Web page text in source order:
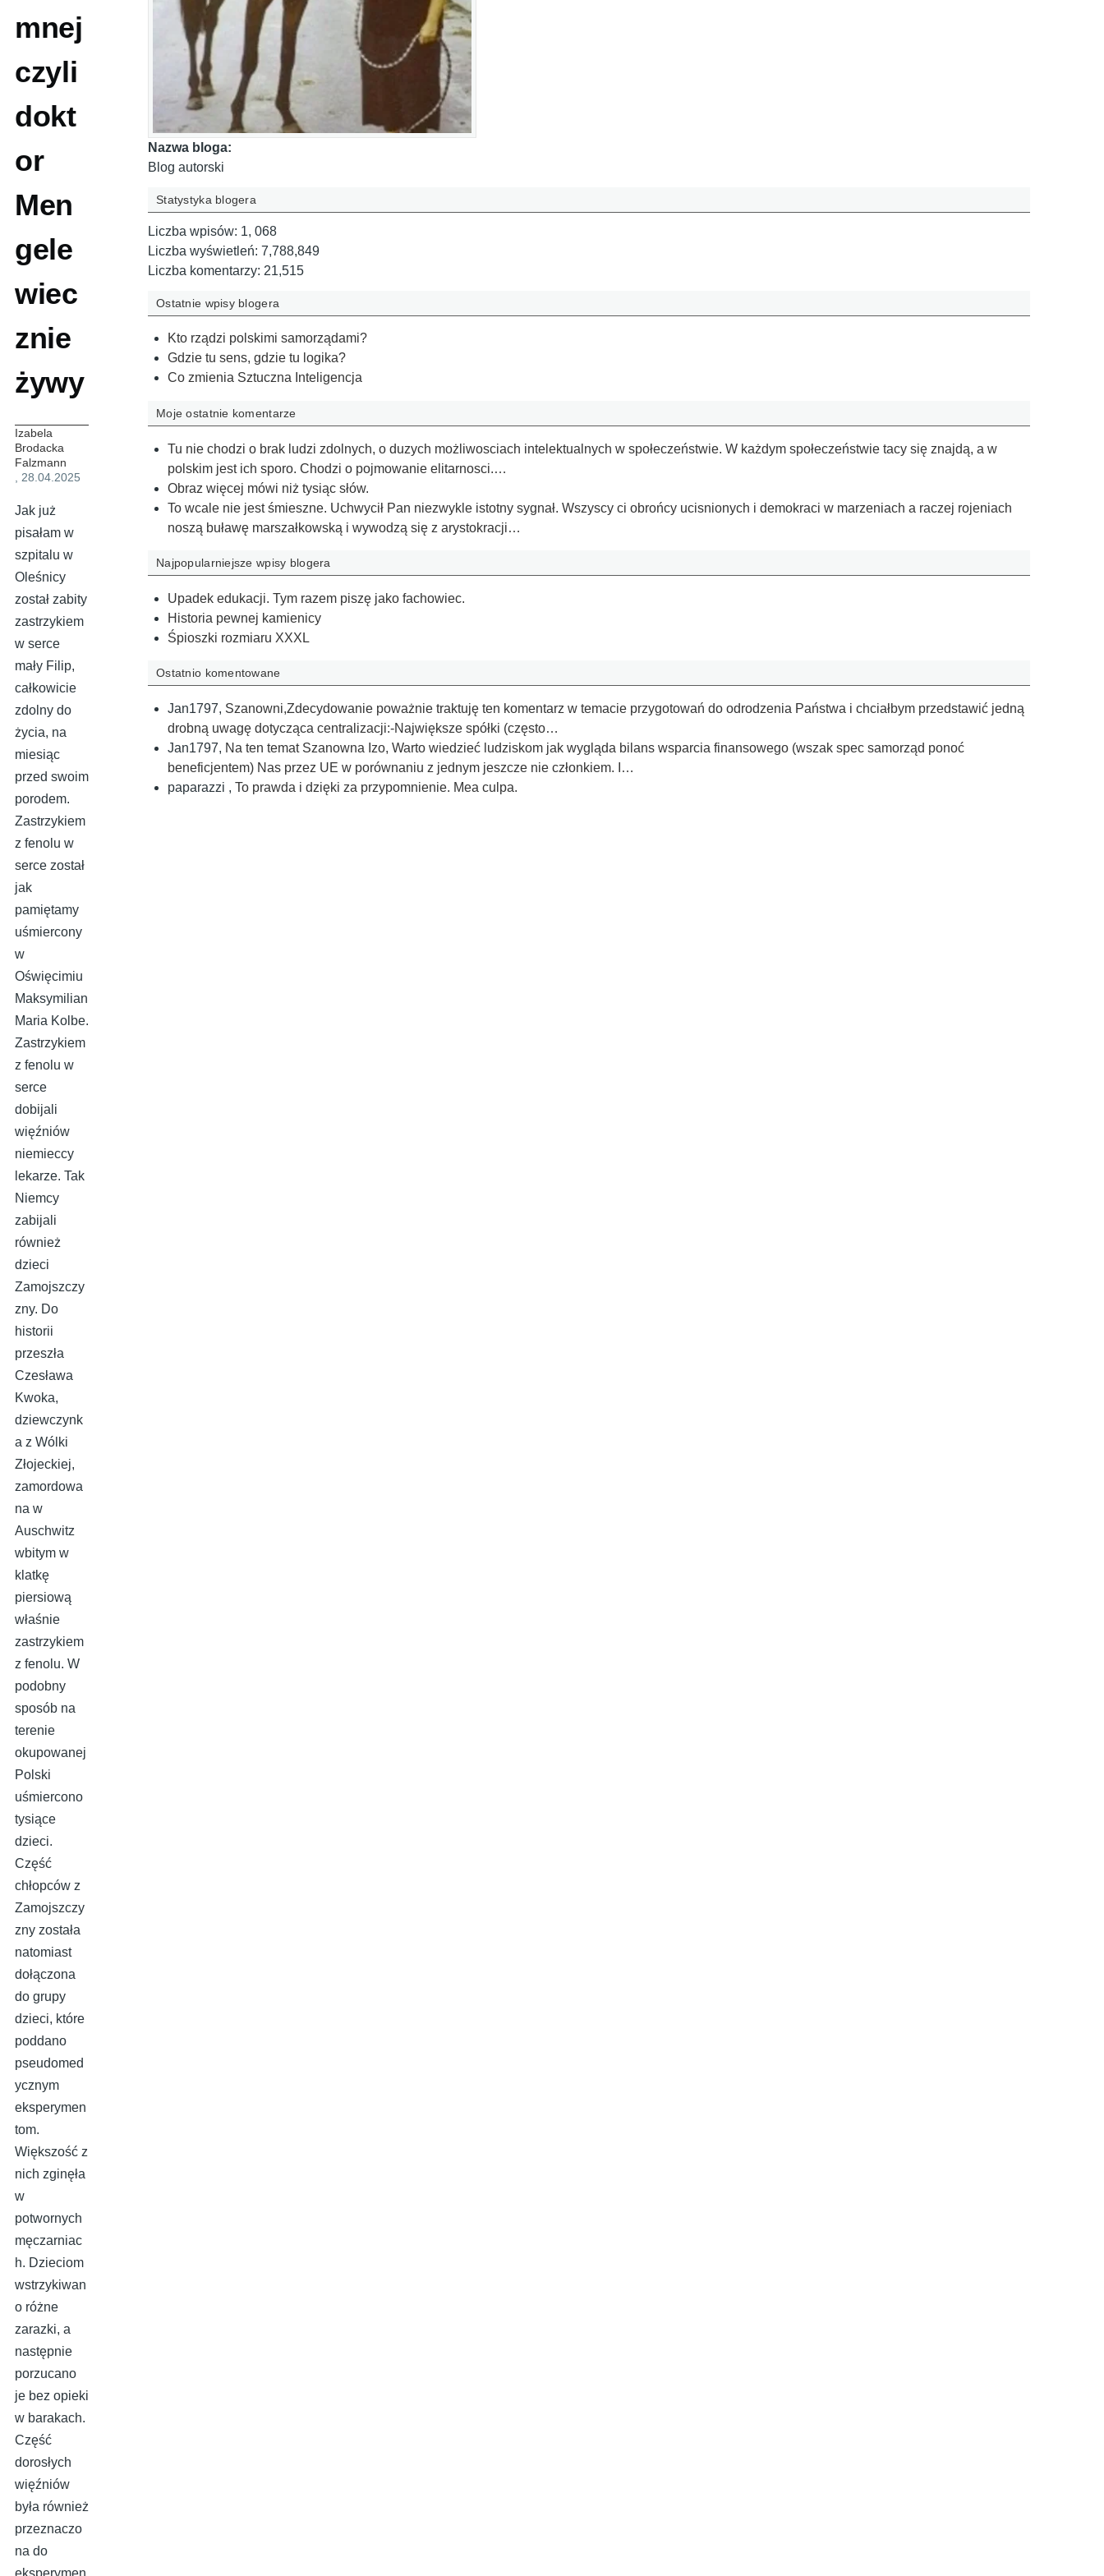
mnej
czyli
dokt
or
Men
gele
wiec
znie
żywy
Izabela
Brodacka
Falzmann
, 28.04.2025
Jak już
pisałam w
szpitalu w
Oleśnicy
został zabity
zastrzykiem
w serce
mały Filip,
całkowicie
zdolny do
życia, na
miesiąc
przed swoim
porodem.
Zastrzykiem
z fenolu w
serce został
jak
pamiętamy
uśmiercony
w
Oświęcimiu
Maksymilian
Maria Kolbe.
Zastrzykiem
z fenolu w
serce
dobijali
więźniów
niemieccy
lekarze. Tak
Niemcy
zabijali
również
dzieci
Zamojszczy
zny. Do
historii
przeszła
Czesława
Kwoka,
dziewczynk
a z Wólki
Złojeckiej,
zamordowa
na w
Auschwitz
wbitym w
klatkę
piersiową
właśnie
zastrzykiem
z fenolu. W
podobny
sposób na
terenie
okupowanej
Polski
uśmiercono
tysiące
dzieci.
Część
chłopców z
Zamojszczy
zny została
natomiast
dołączona
do grupy
dzieci, które
poddano
pseudomed
ycznym
eksperymen
tom.
Większość z
nich zginęła
w
potwornych
męczarniac
h. Dzieciom
wstrzykiwan
o różne
zarazki, a
następnie
porzucano
je bez opieki
w barakach.
Część
dorosłych
więźniów
była również
przeznaczo
na do
Nazwa bloga:
Blog autorski
Statystyka blogera
Liczba wpisów: 1, 068
Liczba wyświetleń: 7,788,849
Liczba komentarzy: 21,515
Ostatnie wpisy blogera
Kto rządzi polskimi samorządami?
Gdzie tu sens, gdzie tu logika?
Co zmienia Sztuczna Inteligencja
Moje ostatnie komentarze
Tu nie chodzi o brak ludzi zdolnych, o duzych możliwosciach intelektualnych w społeczeństwie. W każdym społeczeństwie tacy się znajdą, a w
polskim jest ich sporo. Chodzi o pojmowanie elitarnosci.…
Obraz więcej mówi niż tysiąc słów.
To wcale nie jest śmieszne. Uchwycił Pan niezwykle istotny sygnał. Wszyscy ci obrońcy ucisnionych i demokraci w marzeniach a raczej rojeniach
noszą buławę marszałkowską i wywodzą się z arystokracji…
Najpopularniejsze wpisy blogera
Upadek edukacji. Tym razem piszę jako fachowiec.
Historia pewnej kamienicy
Śpioszki rozmiaru XXXL
Ostatnio komentowane
Jan1797, Szanowni,Zdecydowanie poważnie traktuję ten komentarz w temacie przygotowań do odrodzenia Państwa i chciałbym przedstawić jedną
drobną uwagę dotycząca centralizacji:-Największe spółki (często…
Jan1797, Na ten temat Szanowna Izo, Warto wiedzieć ludziskom jak wygląda bilans wsparcia finansowego (wszak spec samorząd ponoć
beneficjentem) Nas przez UE w porównaniu z jednym jeszcze nie członkiem. I…
paparazzi , To prawda i dzięki za przypomnienie. Mea culpa.